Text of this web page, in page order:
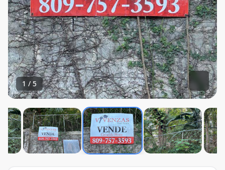
1 / 5